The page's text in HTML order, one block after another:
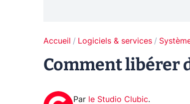
Accueil Logiciels & services
Comment libérer
Par le Studio Clubic.